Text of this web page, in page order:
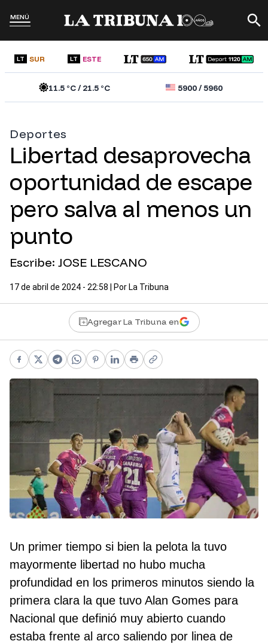
MENÚ
LT SUR LT ESTE
11.5°C /21.5°C 5900/5960
Deportes
Libertad desaprovecha
oportunidad de escape
pero salva al menos un
punto
Escribe: JOSE LESCANO
17 de abril de 2024 - 22:58 | Por La Tribuna
Agregar La Tribuna en
Facebook
X Telegram
WhatsApp
Pinterest
LinkedIn
PrintCopy link
Un primer tiempo si bien la pelota la tuvo
mayormente libertad no hubo mucha
profundidad en los primeros minutos siendo la
primera clara la que tuvo Alan Gomes para
Nacional que definió muy abierto cuando
estaba frente al arco saliendo por linea de